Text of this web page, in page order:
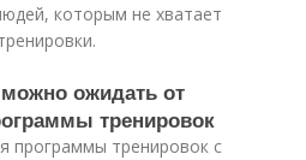
которым не хватает
ожидать от
тренировок
программы тренировок с